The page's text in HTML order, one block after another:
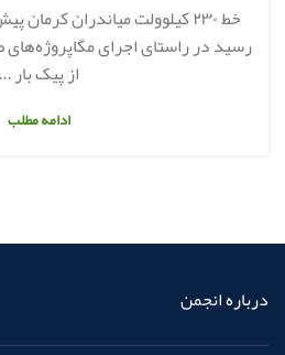
خط ۲۳۰ کیلوولت میاندران
رسید در راستای اجرای
از پیک بار ...
ادامه مطلب
درباره انجمن